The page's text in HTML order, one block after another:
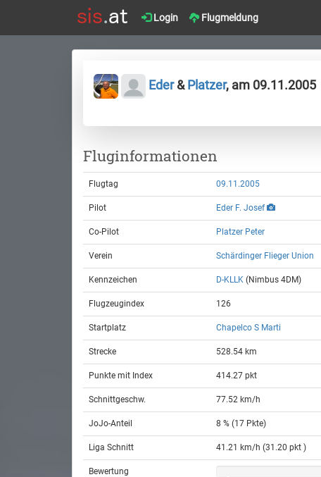
Login Flugmeldung
Eder&Platzer, am 09.11.2005
Fluginformationen
Flugtag 09.11.2005
Pilot Eder F. Josef
Co-Pilot Platzer Peter
Verein Schärdinger Flieger Union
Kennzeichen D-KLLK (Nimbus 4DM)
Flugzeugindex 126
Startplatz Chapelco S Marti
Strecke 528.54 km
Punkte mit Index 414.27 pkt
Schnittgeschw. 77.52 km/h
JoJo-Anteil 8 % (17 Pkte)
Liga Schnitt 41.21 km/h (31.20 pkt )
Bewertung